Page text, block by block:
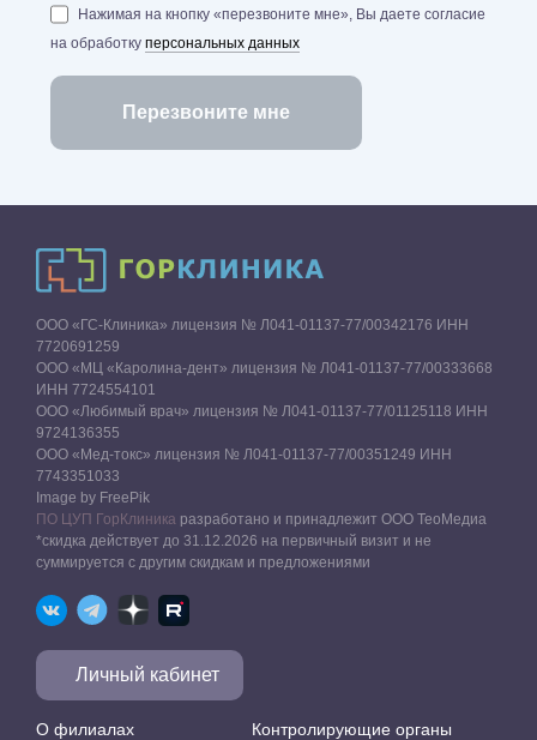
Нажимая на кнопку «перезвоните мне», Вы даете согласие
на обработку персональных данных
ООО «ГС-Клиника» лицензия № Л041-01137-77/00342176 ИНН
7720691259
ООО «МЦ «Каролина-дент» лицензия № Л041-01137-77/00333668
ИНН 7724554101
ООО «Любимый врач» лицензия № Л041-01137-77/01125118 ИНН
9724136355
ООО «Мед-токс» лицензия № Л041-01137-77/00351249 ИНН
7743351033
Image by FreePik
ПО ЦУП ГорКлиника разработано и принадлежит ООО ТеоМедиа
*скидка действует до 31.12.2026 на первичный визит и не
суммируется с другим скидкам и предложениями
О филиалах
Контролирующие органы
Личный кабинет